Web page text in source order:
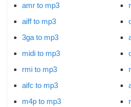
amr to mp3
aiff to mp3
3ga to mp3
midi to mp3
rmi to mp3
aifc to mp3
m4p to mp3